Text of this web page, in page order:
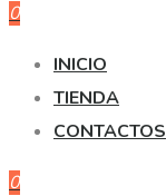
0
INICIO
TIENDA
CONTACTOS
0